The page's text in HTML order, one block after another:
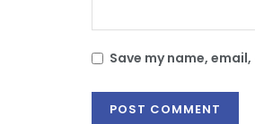
Save my name,